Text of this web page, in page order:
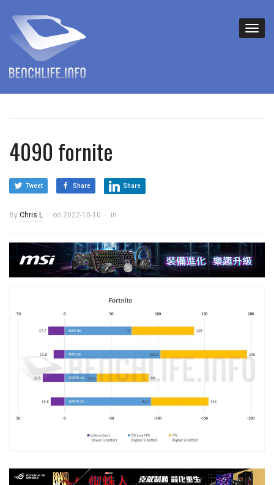
4090 fornite
Tweet Share Share
By Chris.L on 2022-10-10 in